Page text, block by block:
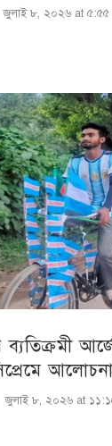
জুলাই ৮, ২০২৬ at ৫:৫৫
জুলাই ৮, ২০২৬ at ১১:১৫